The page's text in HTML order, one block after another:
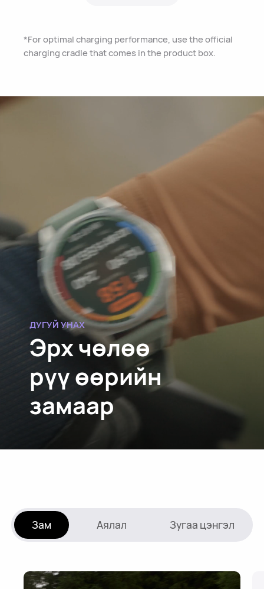
*For optimal charging performance, use the official
charging cradle that comes in the product box.
ДУГУЙ УНАХ
Эрх чөлөө
рүү өөрийн
замаар
Зам Аялал Зугаа цэнгэл